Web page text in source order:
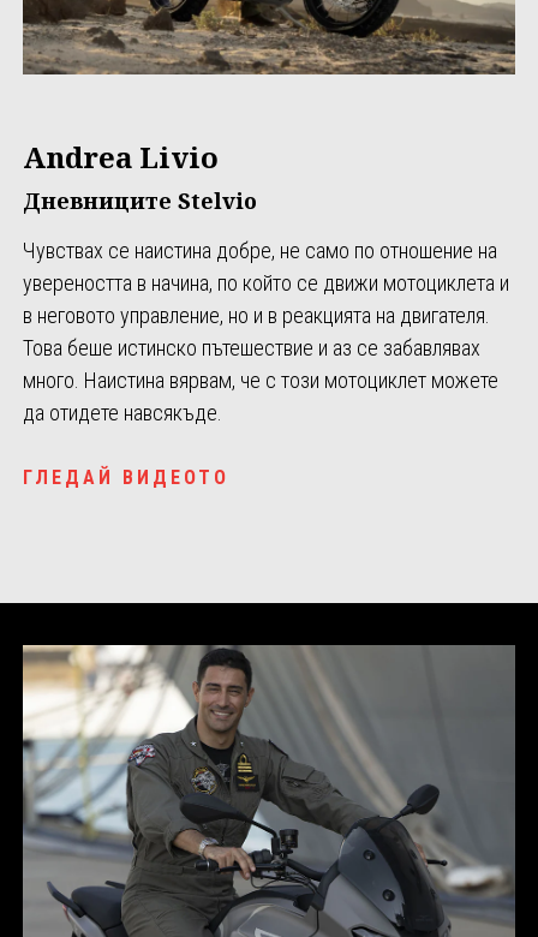
Andrea Livio
Дневниците Stelvio
Чувствах се наистина добре, не само по отношение на
увереността в начина, по който се движи мотоциклета и
в неговото управление, но и в реакцията на двигателя.
Това беше истинско пътешествие и аз се забавлявах
много. Наистина вярвам, че с този мотоциклет можете
да отидете навсякъде.
ГЛЕДАЙ ВИДЕОТО